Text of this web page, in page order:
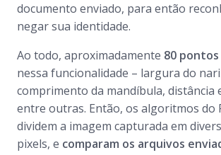
documento enviado, para então
negar sua identidade.
Ao todo, aproximadamente 80 pontos
nessa funcionalidade – largura do
comprimento da mandíbula, distância
entre outras. Então, os algoritmos do
dividem a imagem capturada em
pixels, e comparam os arquivos